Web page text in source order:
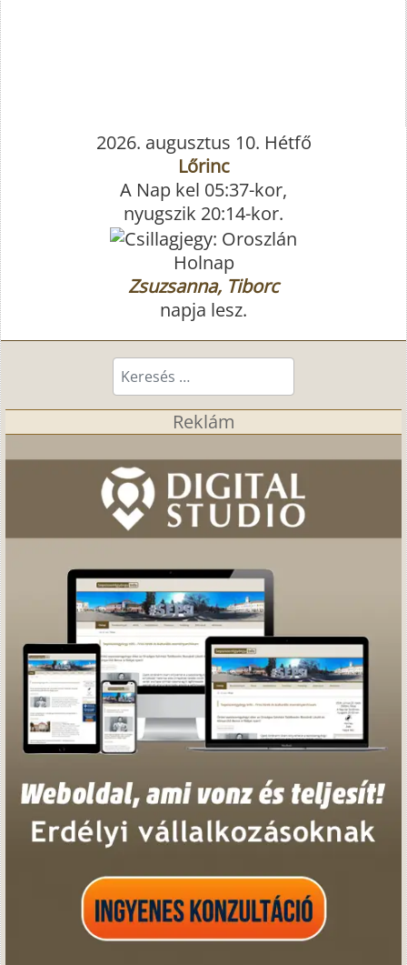
2026. augusztus 10. Hétfő
Lőrinc
A Nap kel 05:37-kor,
nyugszik 20:14-kor.
Holnap
Zsuzsanna, Tiborc
napja lesz.
Keresés...
Reklám